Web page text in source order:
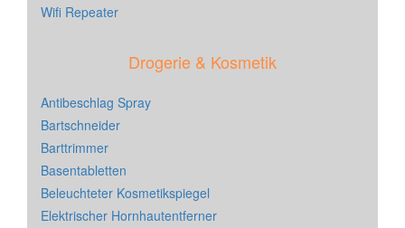
Wifi Repeater
Drogerie & Kosmetik
Antibeschlag Spray
Bartschneider
Barttrimmer
Basentabletten
Beleuchteter Kosmetikspiegel
Elektrischer Hornhautentferner